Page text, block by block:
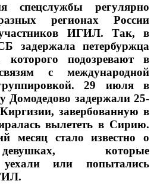
спецслужбы регулярно
регионах России
ИГИЛ. Так, в
задержала петербуржца
подозревают в
с международной
группировкой. 29 июля в
Домодедово задержали 25-
завербованную в
вылететь в Сирию.
месяц стало известно о
которые
уехали или попытались